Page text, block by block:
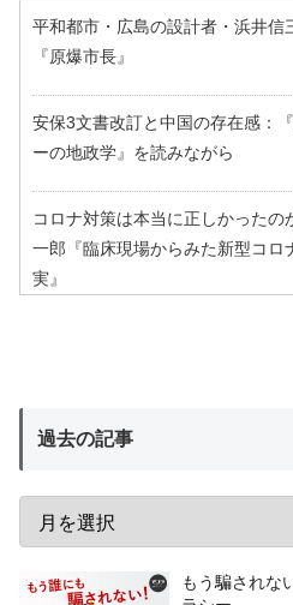
平和都市・広島の設計者・浜井信
『原爆市長』
安保3文書改訂と中国の存在感：
ーの地政学』を読みながら
コロナ対策は本当に正しかったの
一郎『臨床現場からみた新型コロ
実』
過去の記事
もう騙されな